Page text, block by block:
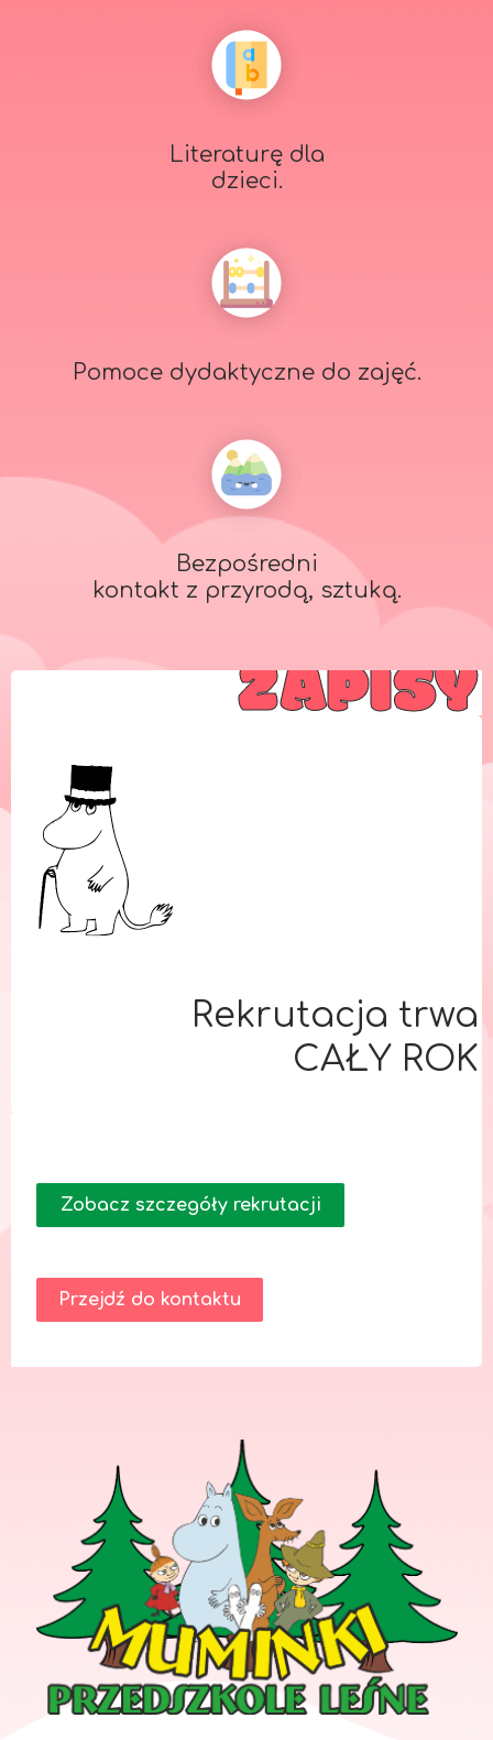
Literaturę dla
dzieci.
Pomoce dydaktyczne do zajęć.
Bezpośredni
kontakt z przyrodą, sztuką.
ZAPISY
Rekrutacja trwa
CAŁY ROK
Zobacz szczegóły rekrutacji
Przejdź do kontaktu